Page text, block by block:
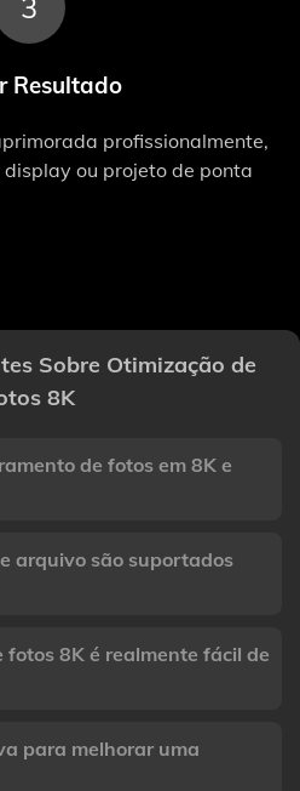
3
Resultado
profissionalmente,
ou projeto de ponta
Sobre Otimização de
8K
de fotos em 8K e
arquivo são suportados
fotos 8K é realmente fácil de
para melhorar uma